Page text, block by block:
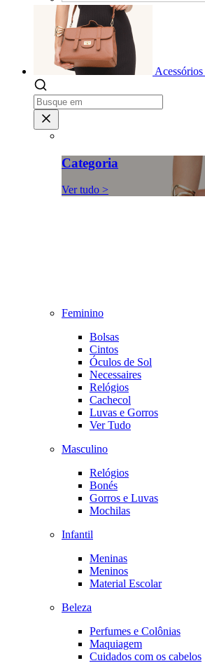
Acessórios
Categoria
Ver tudo >
Feminino
Bolsas
Cintos
Óculos de Sol
Necessaires
Relógios
Cachecol
Luvas e Gorros
Ver Tudo
Masculino
Relógios
Bonés
Gorros e Luvas
Mochilas
Infantil
Meninas
Meninos
Material Escolar
Beleza
Perfumes e Colônias
Maquiagem
Cuidados com os cabelos